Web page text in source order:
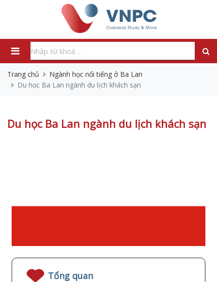
Trang chủ
Ngành học nổi tiếng ở Ba Lan
Du học Ba Lan ngành du lịch khách sạn
Du học Ba Lan ngành du lịch khách sạn
Tổng quan